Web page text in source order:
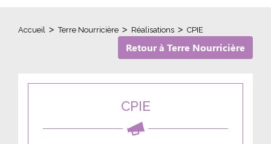
Accueil >Terre Nourricière > Réalisations > CPIE
Retour à Terre Nourricière
CPIE